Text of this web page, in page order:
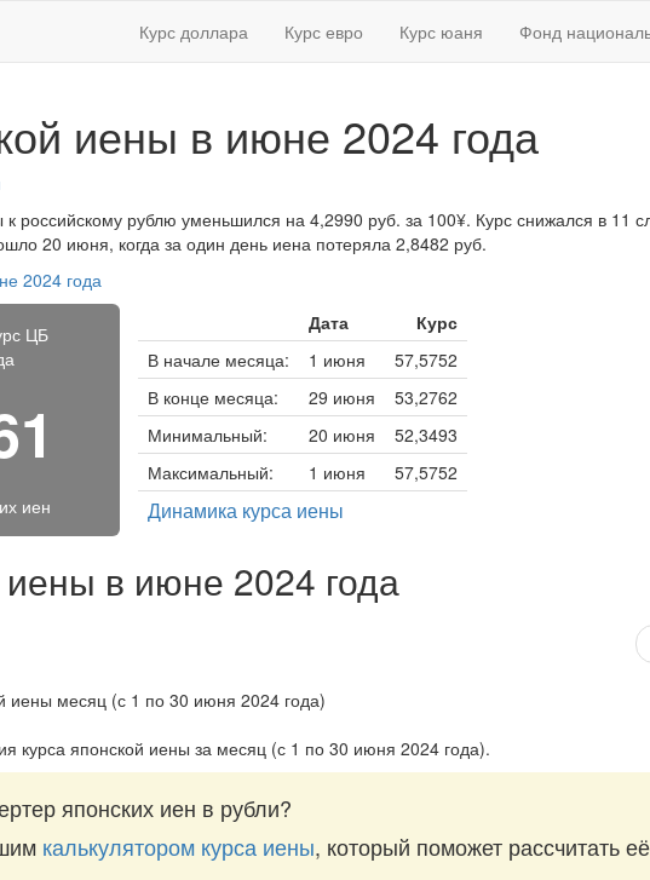
Курс доллара Курс евро Курс юаня Фонд
иены в июне 2024 года
российскому рублю уменьшился на 4,2990 руб. за 100¥. Курс снижался в 11
20 июня, когда за один день иена потеряла 2,8482 руб.
2024 года
ЦБ
иен
Дата
Курс
В начале месяца:
1 июня
57,5752
В конце месяца:
29 июня
53,2762
Минимальный:
20 июня
52,3493
Максимальный:
1 июня 57,5752
Динамика курса иены
в июне 2024 года
курса японской иены за месяц (с 1 по 30 июня 2024 года).
японских иен в рубли?
калькулятором курса иены, который поможет рассчитать